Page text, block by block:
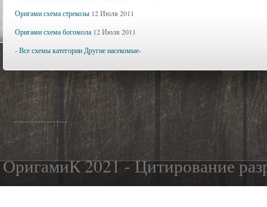
Оригами схема стрекозы 12 Июля 2011
Оригами схема богомола 12 Июля 2011
- Все схемы категории Другие насекомые-
ОригамиК 2021 - Цитирование